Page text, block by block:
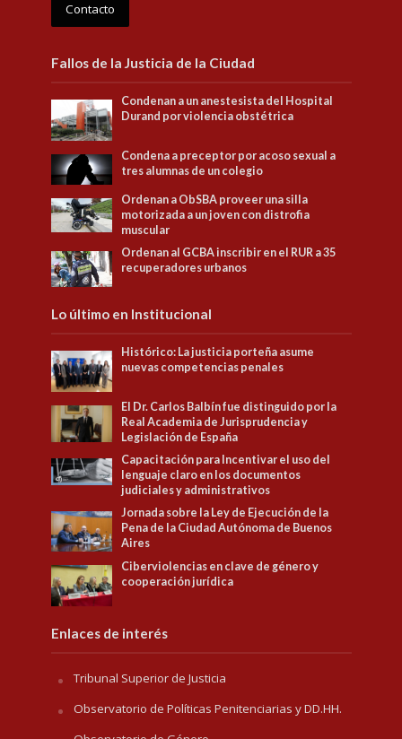
Contacto
Fallos de la Justicia de la Ciudad
Condenan a un anestesista del Hospital
Durand por violencia obstétrica
Condena a preceptor por acoso sexual a
tres alumnas de un colegio
Ordenan a ObSBA proveer una silla
motorizada a un joven con distrofia
muscular
Ordenan al GCBA inscribir en el RUR a 35
recuperadores urbanos
Lo último en Institucional
Histórico: La justicia porteña asume
nuevas competencias penales
El Dr. Carlos Balbín fue distinguido por la
Real Academia de Jurisprudencia y
Legislación de España
Capacitación para Incentivar el uso del
lenguaje claro en los documentos
judiciales y administrativos
Jornada sobre la Ley de Ejecución de la
Pena de la Ciudad Autónoma de Buenos
Aires
Ciberviolencias en clave de género y
cooperación jurídica
Enlaces de interés
Tribunal Superior de Justicia
Observatorio de Políticas Penitenciarias y DD.HH.